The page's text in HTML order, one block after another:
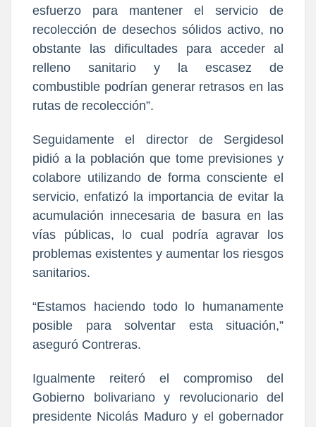
esfuerzo para mantener el servicio de
recolección de desechos sólidos activo, no
obstante las dificultades para acceder al
relleno sanitario y la escasez de
combustible podrían generar retrasos en las
rutas de recolección”.
Seguidamente el director de Sergidesol
pidió a la población que tome previsiones y
colabore utilizando de forma consciente el
servicio, enfatizó la importancia de evitar la
acumulación innecesaria de basura en las
vías públicas, lo cual podría agravar los
problemas existentes y aumentar los riesgos
sanitarios.
“Estamos haciendo todo lo humanamente
posible para solventar esta situación,”
aseguró Contreras.
Igualmente reiteró el compromiso del
Gobierno bolivariano y revolucionario del
presidente Nicolás Maduro y el gobernador